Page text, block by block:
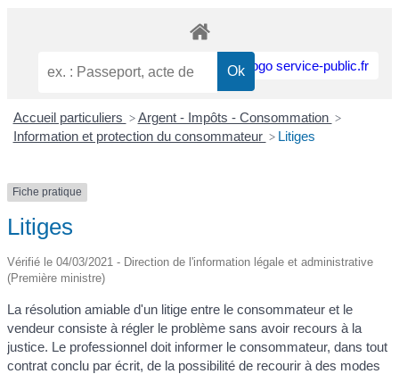
Accueil particuliers > Argent - Impôts - Consommation >
Information et protection du consommateur > Litiges
Fiche pratique
Litiges
Vérifié le 04/03/2021 - Direction de l'information légale et administrative
(Première ministre)
La résolution amiable d'un litige entre le consommateur et le
vendeur consiste à régler le problème sans avoir recours à la
justice. Le professionnel doit informer le consommateur, dans tout
contrat conclu par écrit, de la possibilité de recourir à des modes